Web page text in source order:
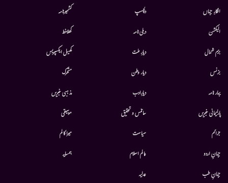
افکارِ جہاں
الیکشن
بزم شمال
بزنس
بہار نامہ
پارلیمانی خبریں
جرائم
جہانِ اردو
جہانِ طب
دلچسپ
دہلی نامہ
دیارِ ملت
دیار وطن
دیارِادب
سائنس و تحقیق
سیاست
عالم اسلام
عدلیہ
کشمیرنامہ
کھلاخط
کھیل ایکسپریس
متحرك
مذہبی خبریں
موسيقى
میرا کالم
ہمسایہ